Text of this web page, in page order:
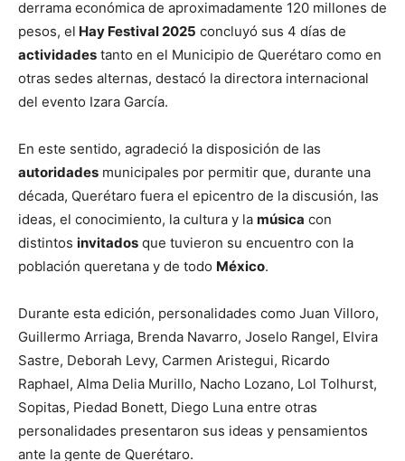
derrama económica de aproximadamente 120 millones de
pesos, el Hay Festival 2025 concluyó sus 4 días de
actividades tanto en el Municipio de Querétaro como en
otras sedes alternas, destacó la directora internacional
del evento Izara García.
En este sentido, agradeció la disposición de las
autoridades municipales por permitir que, durante una
década, Querétaro fuera el epicentro de la discusión, las
ideas, el conocimiento, la cultura y la música con
distintos invitados que tuvieron su encuentro con la
población queretana y de todo México.
Durante esta edición, personalidades como Juan Villoro,
Guillermo Arriaga, Brenda Navarro, Joselo Rangel, Elvira
Sastre, Deborah Levy, Carmen Aristegui, Ricardo
Raphael, Alma Delia Murillo, Nacho Lozano, Lol Tolhurst,
Sopitas, Piedad Bonett, Diego Luna entre otras
personalidades presentaron sus ideas y pensamientos
ante la gente de Querétaro.